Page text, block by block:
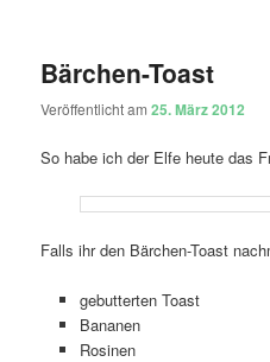
Bärchen-Toast
Veröffentlicht am25. März 2012
So habe ich der Elfe heute das
Falls ihr den Bärchen-Toast
gebutterten Toast
Bananen
Rosinen